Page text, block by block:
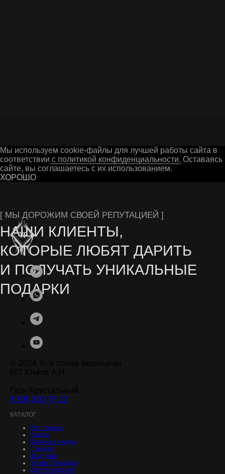
Остались вопросы? Заполните форму на сайте
или свяжитесь с нами в мессенджерах
СЕРИАЛОВ ОТ NETFLIX
Мы используем cookie-файлы для лучшей работы сайта в
соответствии с политикой конфиденциальности. Оставаясь
сайте, вы соглашаетесь с их использованием.
ХОРОШО
8 930 830 78 23
КАТАЛОГ
Все товары
Нарды
Военные нарды
Сундуки
Шкатулки
Топор Левиафан
Другие изделия